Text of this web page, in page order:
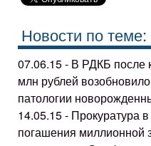
Новости по теме:
07.06.15 - В РДКБ после
млн рублей
патологии
14.05.15 - Прокуратура
погашения миллионной